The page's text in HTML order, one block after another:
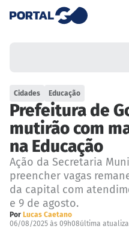
Cidades Educação
Prefeitura de
mutirão com
na Educação
Ação da Secretaria
preencher vagas
da capital com
e 9 de agosto.
Por Lucas Caetano
06/08/2025 às 09h08última